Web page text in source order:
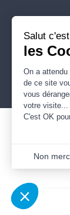
Salut
les
On a
de ce site
vous
votre visite...
C'est OK
Non
Notre plateforme